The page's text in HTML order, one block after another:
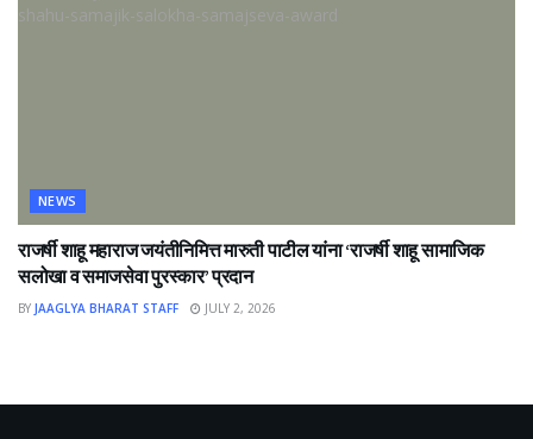
NEWS
राजर्षी शाहू महाराज जयंतीनिमित्त मारुती पाटील यांना ‘राजर्षी शाहू सामाजिक
सलोखा व समाजसेवा पुरस्कार’ प्रदान
BY JAAGLYA BHARAT STAFF JULY 2, 2026